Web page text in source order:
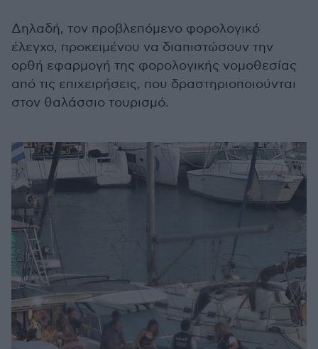
Δηλαδή, τον προβλεπόμενο φορολογικό
έλεγχο, προκειμένου να διαπιστώσουν την
ορθή εφαρμογή της φορολογικής νομοθεσίας
από τις επιχειρήσεις, που δραστηριοποιούνται
στον θαλάσσιο τουρισμό.